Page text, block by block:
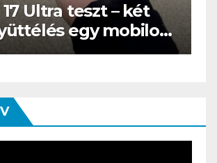
10.3 teszt – Amikor
olvasó felnő, és
húz